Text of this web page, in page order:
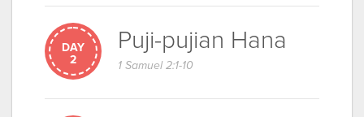
DAY
2
Puji-pujian Hana
1 Samuel 2:1-10